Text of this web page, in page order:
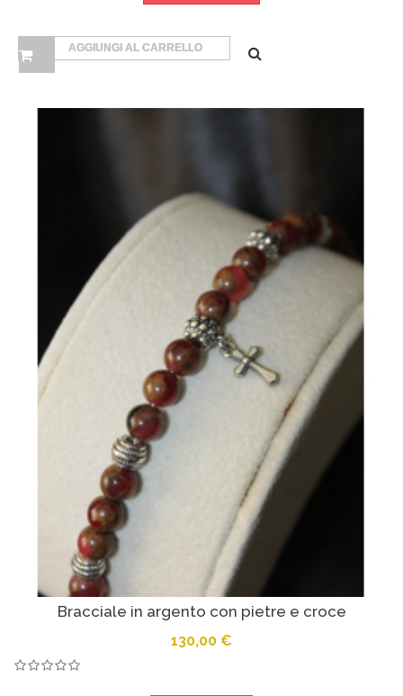
AGGIUNGI AL CARRELLO
Bracciale in argento con pietre e croce
130,00 €